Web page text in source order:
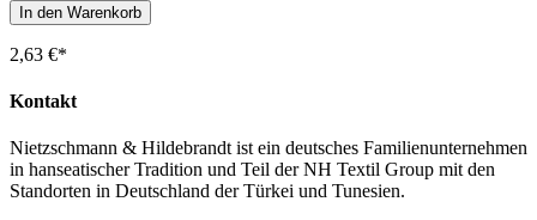
In den Warenkorb
2,63 €*
Kontakt
Nietzschmann & Hildebrandt ist ein deutsches Familienunternehmen
in hanseatischer Tradition und Teil der NH Textil Group mit den
Standorten in Deutschland der Türkei und Tunesien.